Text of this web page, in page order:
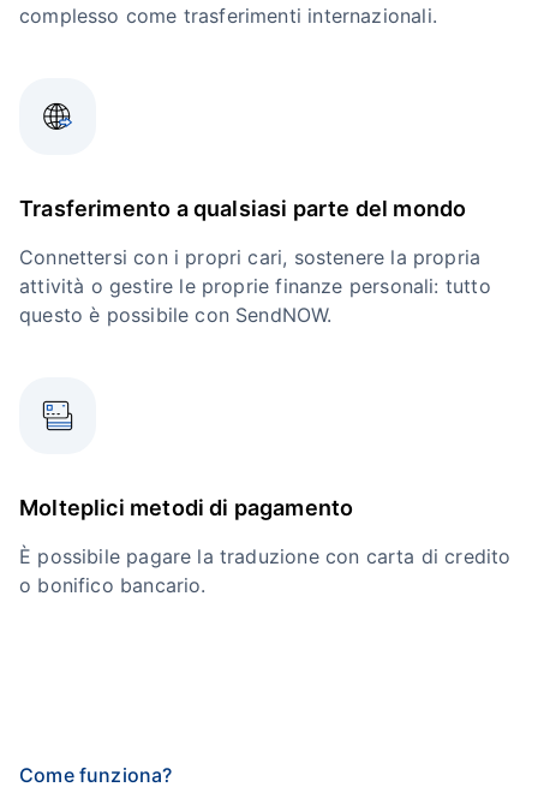
complesso come trasferimenti internazionali.
Trasferimento a qualsiasi parte del mondo
Connettersi con i propri cari, sostenere la propria
attività o gestire le proprie finanze personali: tutto
questo è possibile con SendNOW.
Molteplici metodi di pagamento
È possibile pagare la traduzione con carta di credito
o bonifico bancario.
Come funziona?